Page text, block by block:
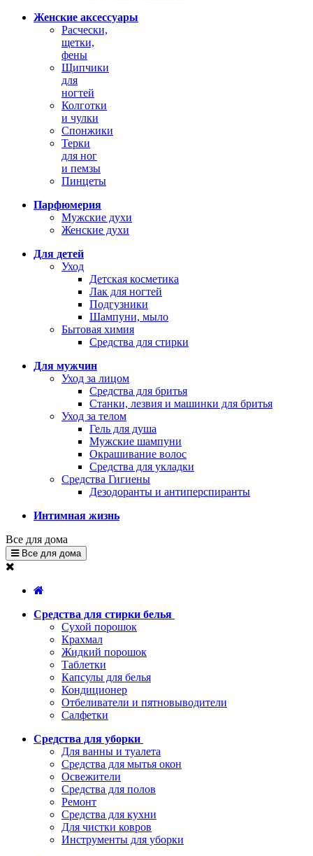
Женские аксессуары
Расчески,
щетки,
фены
Щипчики
для
ногтей
Колготки
и чулки
Спонжики
Терки
для ног
и пемзы
Пинцеты
Парфюмерия
Мужские духи
Женские духи
Для детей
Уход
Детская косметика
Лак для ногтей
Подгузники
Шампуни, мыло
Бытовая химия
Средства для стирки
Для мужчин
Уход за лицом
Средства для бритья
Станки, лезвия и машинки для бритья
Уход за телом
Гель для душа
Мужские шампуни
Окрашивание волос
Средства для укладки
Средства Гигиены
Дезодоранты и антиперспиранты
Интимная жизнь
Все для дома
Все для дома
Средства для стирки белья
Сухой порошок
Крахмал
Жидкий порошок
Таблетки
Капсулы для белья
Кондиционер
Отбеливатели и пятновыводители
Салфетки
Средства для уборки
Для ванны и туалета
Средства для мытья окон
Освежители
Средства для полов
Ремонт
Средства для кухни
Для чистки ковров
Инструменты для уборки